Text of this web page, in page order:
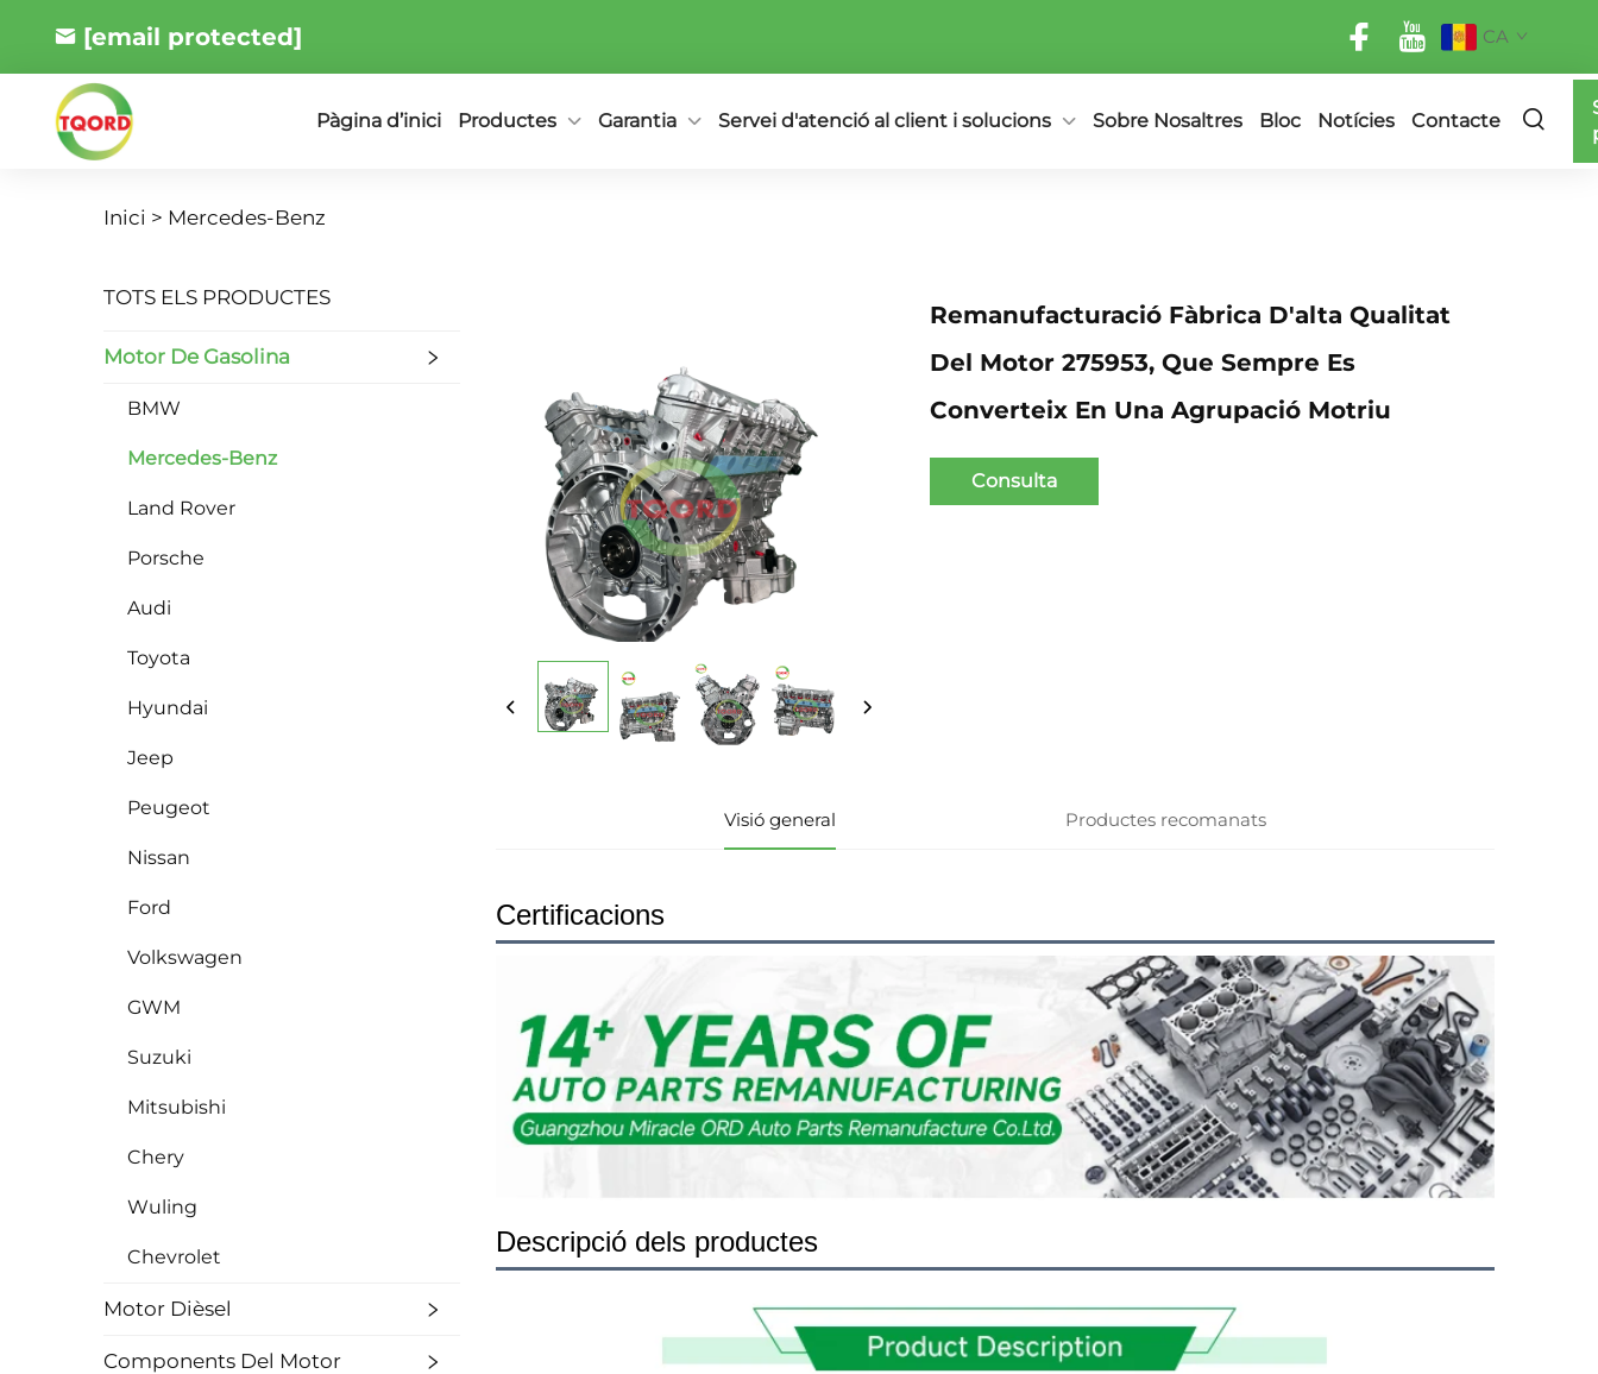
[email protected] CA
Pàgina d’inici Productes Garantia Servei d'atenció al client i solucions Sobre Nosaltres Bloc Notícies Contacte
Inici > Mercedes-Benz
TOTS ELS PRODUCTES
Motor De Gasolina
BMW
Mercedes-Benz
Land Rover
Porsche
Audi
Toyota
Hyundai
Jeep
Peugeot
Nissan
Ford
Volkswagen
GWM
Suzuki
Mitsubishi
Chery
Wuling
Chevrolet
Motor Dièsel
Components Del Motor
Remanufacturació Fàbrica D'alta Qualitat
Del Motor 275953, Que Sempre Es
Converteix En Una Agrupació Motriu
Consulta
Visió general Productes recomanats
Certificacions
Descripció dels productes